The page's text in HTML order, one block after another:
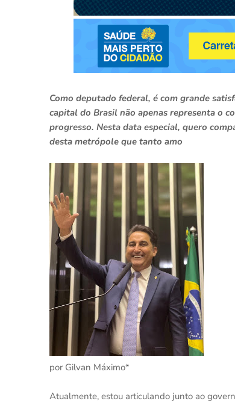
Como deputado federal, é com grande
capital do Brasil não apenas representa o
progresso. Nesta data especial, quero
desta metrópole que tanto amo
por Gilvan Máximo*
Atualmente, estou articulando junto ao